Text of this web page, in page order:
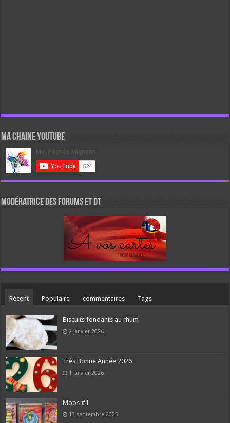
Ma chaine Youtube
Modératrice des forums et DT
Récent Populaire commentaires Tags
Biscuits fondants au rhum
2 janvier 2026
Très Bonne Année 2026
1 janvier 2026
Moos #1
13 septembre 2025